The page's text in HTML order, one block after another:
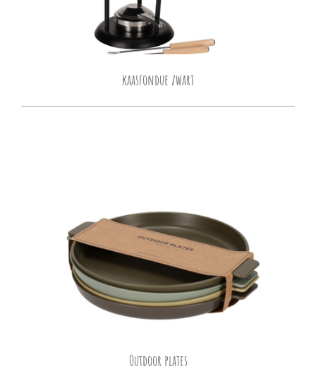
kaasfondue zwart
Outdoor plates